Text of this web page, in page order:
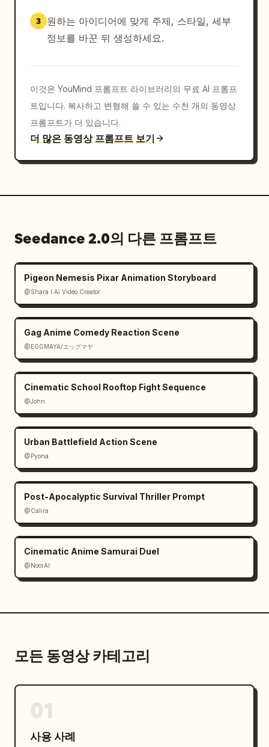
3
원하는 아이디어에 맞게 주제, 스타일, 세부
정보를 바꾼 뒤 생성하세요.
이것은 YouMind 프롬프트 라이브러리의 무료 AI 프롬프
트입니다. 복사하고 변형해 쓸 수 있는 수천 개의 동영상
프롬프트가 더 있습니다.
더 많은 동영상 프롬프트 보기
Seedance 2.0의 다른 프롬프트
Pigeon Nemesis Pixar Animation Storyboard
@Shara I Ai Video Creator
Gag Anime Comedy Reaction Scene
@EGGMAYA/エッグマヤ
Cinematic School Rooftop Fight Sequence
@John
Urban Battlefield Action Scene
@Pyona
Post-Apocalyptic Survival Thriller Prompt
@Calira
Cinematic Anime Samurai Duel
@NoorAI
모든 동영상 카테고리
사용 사례